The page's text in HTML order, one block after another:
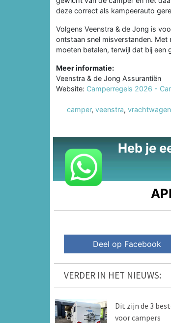
deze correct als kampeerauto
Volgens Veenstra & de Jong is
ontstaan snel misverstanden.
moeten betalen, terwijl dat bij een
Meer informatie:
Veenstra & de Jong Assurantiën
Website: Camperregels 2026 -
camper, veenstra,
Heb je
Deel op Facebook
VERDER IN HET NIEUWS:
Dit zijn de 3
voor campers